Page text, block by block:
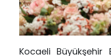
Kocaeli Büyükşehir